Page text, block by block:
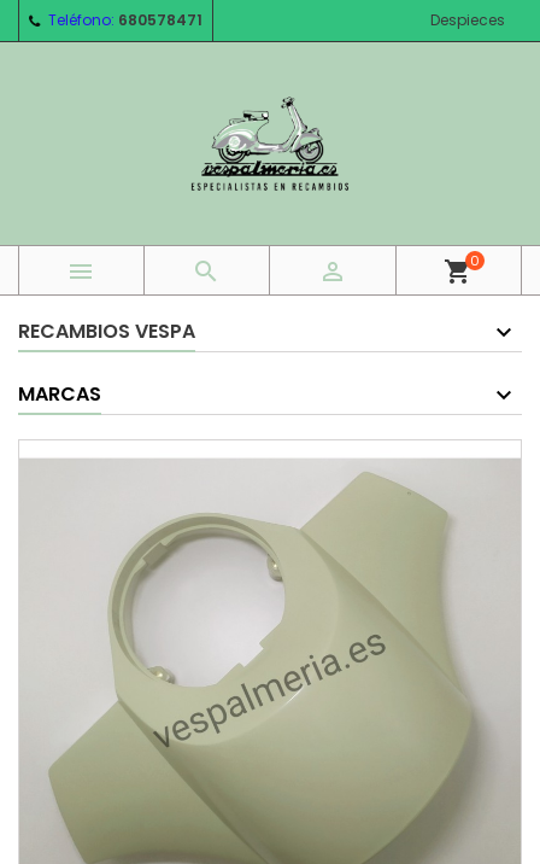
Teléfono: 680578471 Despieces
   shopping_cart0
RECAMBIOS VESPA
MARCAS